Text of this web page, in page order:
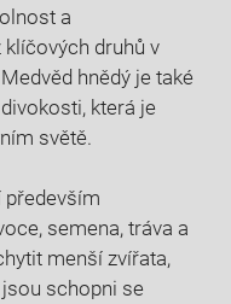
a
druhů v
hnědý je také
která je
světě.
především
semena, tráva a
menší zvířata,
schopni se